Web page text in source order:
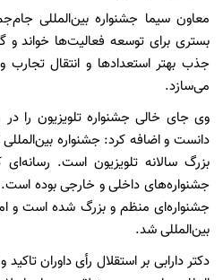
معاون سیما جشنواره بین‌المللی
بستری برای توسعه فعالیت‌ها خواند
جذب بهتر استعدادها و انتقال تجارب
می‌سازد.
وی جای خالی جشنواره تلویزیون
دانست و اضافه کرد: جشنواره
بزرگ سالانه تلویزیون است. رسانه‌ای
جشنواره‌های داخلی و خارجی بوده
بین‌المللی شد.
دکتر دارابی بر استقلال رأی داوران